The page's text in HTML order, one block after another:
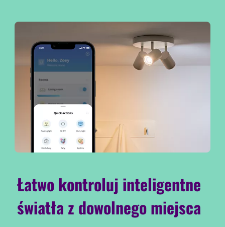
Łatwo kontroluj inteligentne
światła z dowolnego miejsca